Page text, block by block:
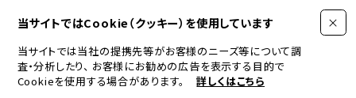
当サイトではCookie（クッキー）を使用しています
当サイトでは当社の提携先等がお客様のニーズ等について調
査・分析したり、 お客様にお勧めの広告を表示する目的で
Cookieを使用する場合があります。
詳しくはこちら